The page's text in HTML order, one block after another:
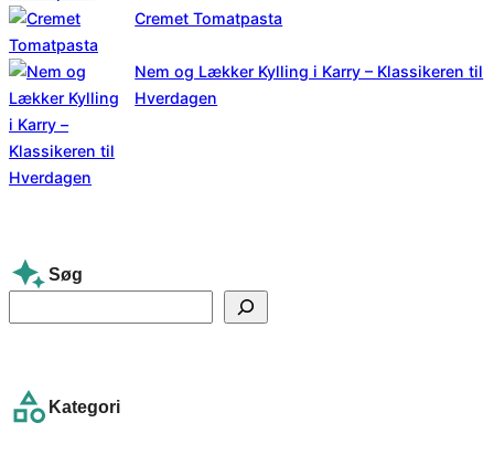
Cremet Tomatpasta
Nem og Lækker Kylling i Karry – Klassikeren til
Hverdagen
Søg
e
c
Kategori